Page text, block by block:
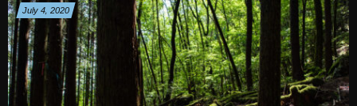
July 4,2020